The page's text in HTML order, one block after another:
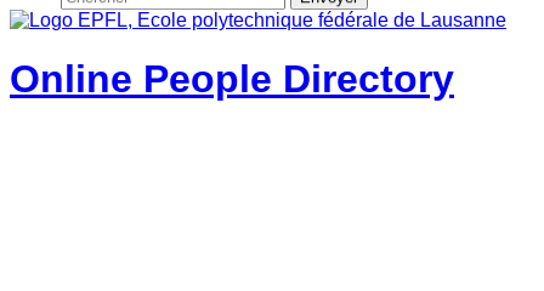
Online People Directory